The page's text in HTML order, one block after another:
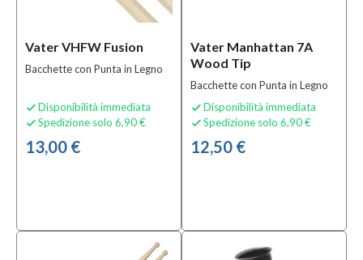
Altre
Bacchette
(3)
Vater VHFW Fusion
Bacchette con Punta in Legno
 Disponibilità immediata
 Spedizione solo 6,90 €
13,00 €
Vater Manhattan 7A
Wood Tip
Bacchette con Punta in Legno
 Disponibilità immediata
 Spedizione solo 6,90 €
12,50 €